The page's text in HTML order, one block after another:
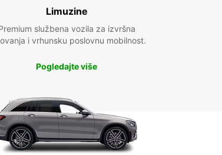
Limuzine
službena vozila za izvršna
i vrhunsku poslovnu mobilnost.
Pogledajte više